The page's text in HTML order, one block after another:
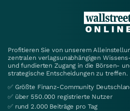
Profitieren Sie von unserem
zentralen verlagsunabhängigen
und fundierten Zugang in die Börsen-
strategische Entscheidungen zu treffen.
✅ Größte Finanz-Community
✅ über 550.000 registrierte Nutzer
✅ rund 2.000 Beiträge pro Tag